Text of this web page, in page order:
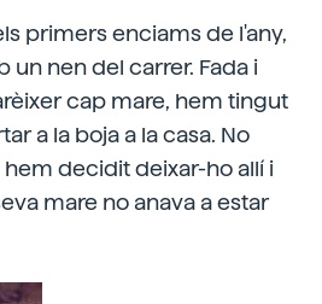
primers enciams de l'any,
un nen del carrer. Fada i
cap mare, hem tingut
a la boja a la casa. No
hem decidit deixar-ho allí i
mare no anava a estar